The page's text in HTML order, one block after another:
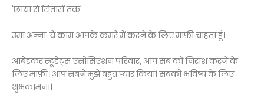
'छाया से सितारों तक'
उमा अन्ना, ये काम आपके कमरे में करने के लिए माफ़ी चाहता हूं।
आंबेडकर स्टूडेंट्स एसोसिएशन परिवार, आप सब को निराश करने के
लिए माफ़ी। आप सबने मुझे बहुत प्यार किया। सबको भविष्य के लिए
शुभकामना।